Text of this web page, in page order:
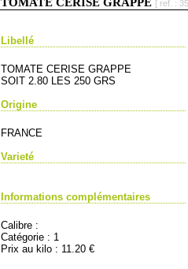
[ ref. :
Libellé
TOMATE CERISE GRAPPE
SOIT 2.80 LES 250 GRS
Origine
FRANCE
Varieté
Informations complémentaires
Calibre :
Catégorie : 1
Prix au kilo : 11.20 €